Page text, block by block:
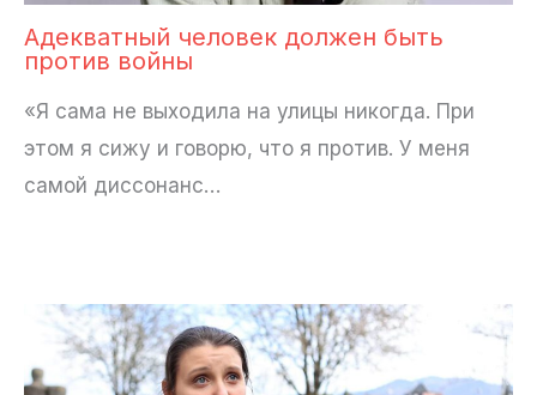
Адекватный человек должен быть
против войны
«Я сама не выходила на улицы никогда. При
этом я сижу и говорю, что я против. У меня
самой диссонанс…